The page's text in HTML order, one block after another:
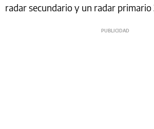
radar secundario y un radar primario